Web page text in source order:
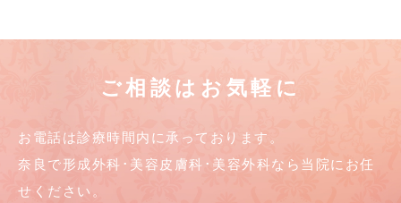
ご相談はお気軽に
お電話は診療時間内に承っております。
奈良で形成外科･美容皮膚科･美容外科なら当院にお任
せください。